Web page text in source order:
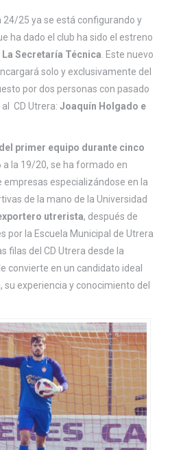
24/25 ya se está configurando y
ha dado el club ha sido el estreno
Secretaría Técnica . Este nuevo
solo y exclusivamente del
por dos personas con pasado
CD Utrera: Joaquín Holgado e
primer equipo durante cinco
a la 19/20, se ha formado en
especializándose en la
de la mano de la Universidad
utrerista, después de
por la Escuela Municipal de Utrera
filas del CD Utrera desde la
convierte en un candidato ideal
experiencia y conocimiento del